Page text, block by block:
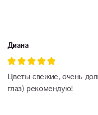
Диана
Цветы свежие, очень
глаз) рекомендую!